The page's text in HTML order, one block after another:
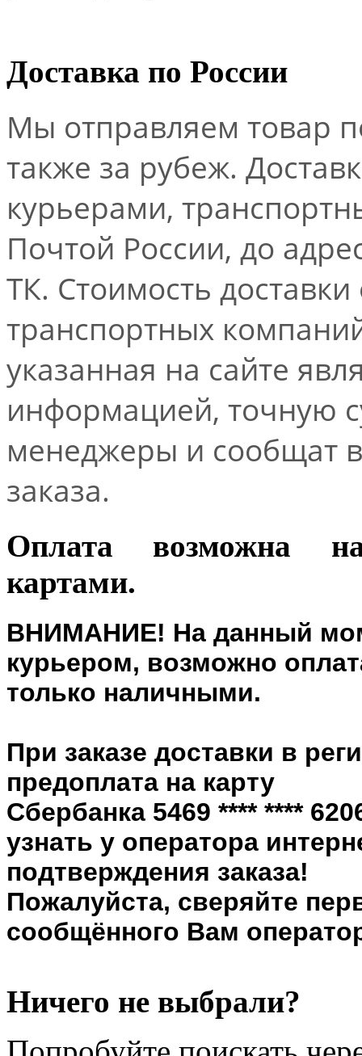
Доставка по России
Мы отправляем товар
также за рубеж.
курьерами,
Почтой России, до
ТК. Стоимость
транспортных
указанная на сайте
информацией, точную
менеджеры и сообщат
заказа.
Оплата возможна
картами.
ВНИМАНИЕ! На данный
курьером, возможно
только наличными.
При заказе доставки в
предоплата на карту
Сбербанка 5469 **** ****
узнать у оператора
подтверждения заказа!
Пожалуйста, сверяйте
сообщённого Вам
Ничего не выбрали?